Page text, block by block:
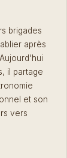
brigades
après
il partage
et son
vers